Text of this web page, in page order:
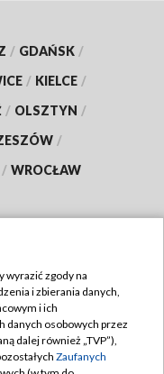
/ GDAŃSK /
/ KIELCE /
/ OLSZTYN /
/
/ WROCŁAW
wyrazić zgody na
i zbierania danych,
i ich
danych osobowych przez
dalej również „TVP”),
Zaufanych